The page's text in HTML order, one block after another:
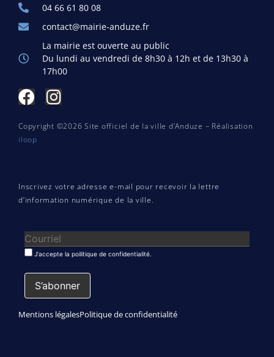
04 66 61 80 08
contact@mairie-anduze.fr
La mairie est ouverte au public
Du lundi au vendredi de 8h30 à 12h et de 13h30 à
17h00
Copyright ©2026 Site officiel de la ville d’Anduze – Réalisation
iloop
Inscrivez votre adresse e-mail pour recevoir la lettre
d’information numérique de la ville.
J'accepte la poilitique de confidentialité.
Mentions légalesPolitique de confidentialité